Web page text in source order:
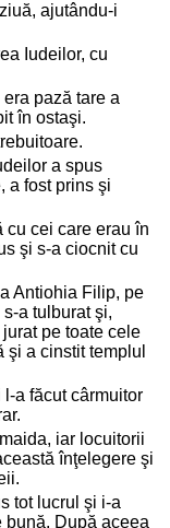
ajutându-i
Iudeilor, cu
pază tare a
în ostaşi.
a spus
a fost prins şi
cu cei care erau în
şi s-a ciocnit cu
Antiohia Filip, pe
a tulburat şi,
pe toate cele
a cinstit templul
a făcut cârmuitor
iar locuitorii
înţelegere şi
tot lucrul şi i-a
bună. După aceea